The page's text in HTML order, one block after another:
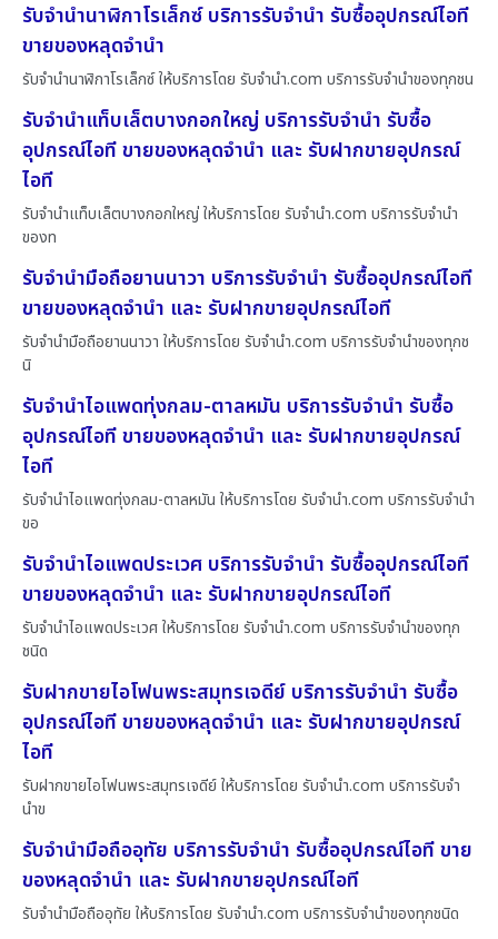
รับจำนำนาฬิกาโรเล็กซ์ บริการรับจำนำ รับซื้ออุปกรณ์ไอที
ขายของหลุดจำนำ
รับจำนำนาฬิกาโรเล็กซ์ ให้บริการโดย รับจํานํา.com บริการรับจำนำของทุกชน
รับจำนำแท็บเล็ตบางกอกใหญ่ บริการรับจำนำ รับซื้อ
อุปกรณ์ไอที ขายของหลุดจำนำ และ รับฝากขายอุปกรณ์
ไอที
รับจำนำแท็บเล็ตบางกอกใหญ่ ให้บริการโดย รับจํานํา.com บริการรับจำนำ
ของท
รับจำนำมือถือยานนาวา บริการรับจำนำ รับซื้ออุปกรณ์ไอที
ขายของหลุดจำนำ และ รับฝากขายอุปกรณ์ไอที
รับจำนำมือถือยานนาวา ให้บริการโดย รับจํานํา.com บริการรับจำนำของทุกช
นิ
รับจำนำไอแพดทุ่งกลม-ตาลหมัน บริการรับจำนำ รับซื้อ
อุปกรณ์ไอที ขายของหลุดจำนำ และ รับฝากขายอุปกรณ์
ไอที
รับจำนำไอแพดทุ่งกลม-ตาลหมัน ให้บริการโดย รับจํานํา.com บริการรับจำนำ
ขอ
รับจำนำไอแพดประเวศ บริการรับจำนำ รับซื้ออุปกรณ์ไอที
ขายของหลุดจำนำ และ รับฝากขายอุปกรณ์ไอที
รับจำนำไอแพดประเวศ ให้บริการโดย รับจํานํา.com บริการรับจำนำของทุก
ชนิด
รับฝากขายไอโฟนพระสมุทรเจดีย์ บริการรับจำนำ รับซื้อ
อุปกรณ์ไอที ขายของหลุดจำนำ และ รับฝากขายอุปกรณ์
ไอที
รับฝากขายไอโฟนพระสมุทรเจดีย์ ให้บริการโดย รับจํานํา.com บริการรับจำ
นำข
รับจำนำมือถืออุทัย บริการรับจำนำ รับซื้ออุปกรณ์ไอที ขาย
ของหลุดจำนำ และ รับฝากขายอุปกรณ์ไอที
รับจำนำมือถืออุทัย ให้บริการโดย รับจํานํา.com บริการรับจำนำของทุกชนิด